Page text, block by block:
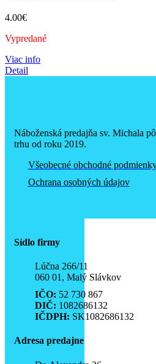
4.00€
Vypredané
Viac info
Detail
Náboženská predajňa sv. Michala
trhu od roku 2019.
Všeobecné obchodné
Ochrana osobných údajov
Sídlo firmy
Lúčna 266/11
060 01, Malý Slávkov
IČO: 52 730 867
DIČ: 1082686132
IČDPH: SK1082686132
Adresa predajne